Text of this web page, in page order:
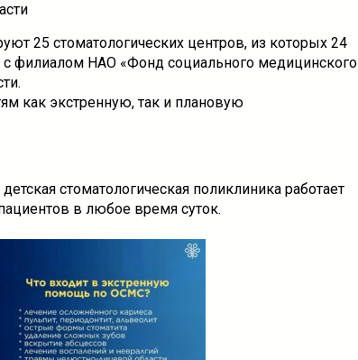
25 стоматологических центров, из которых 24
с филиалом НАО «Фонд социального медицинского
как экстренную, так и плановую
стоматологическая поликлиника работает
в любое время суток.